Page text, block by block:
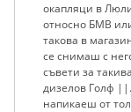
окапляци в
относно БМВ
такова в
се снимаш с
съвети за
дизелов Голф
напикаеш от